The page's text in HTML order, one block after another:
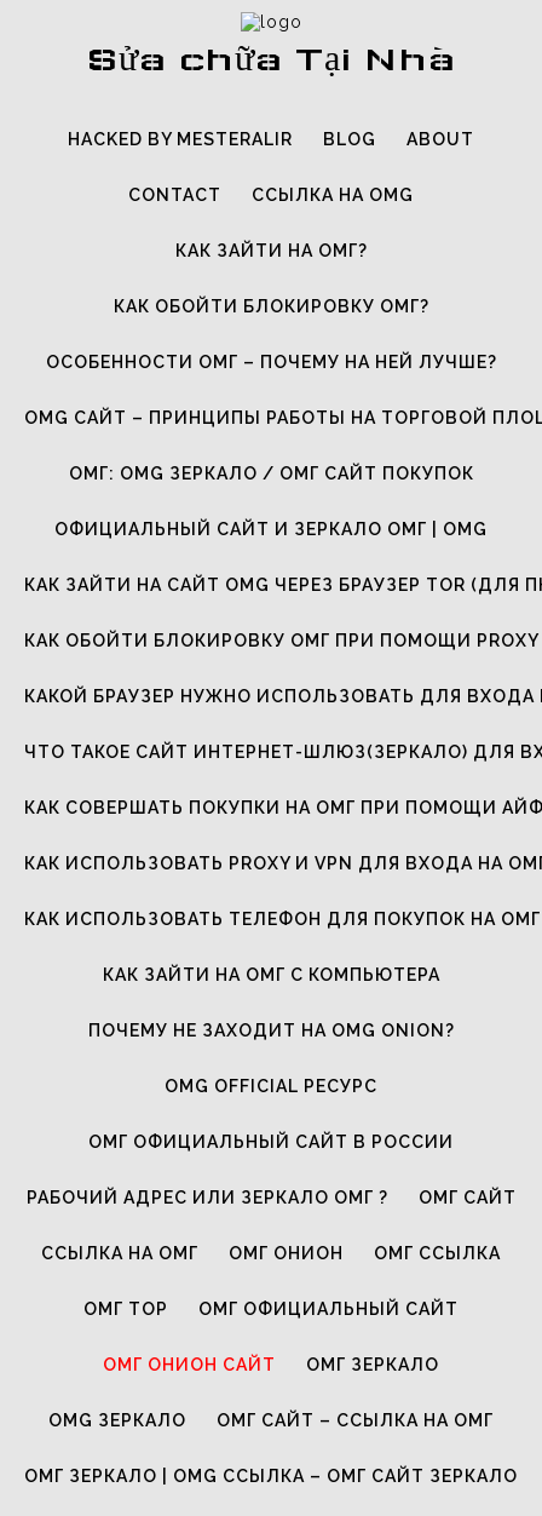
Sửa chữa Tại Nhà
HACKED BY MESTERALIR BLOG ABOUT
CONTACT ССЫЛКА НА OMG
КАК ЗАЙТИ НА ОМГ?
КАК ОБОЙТИ БЛОКИРОВКУ ОМГ?
ОСОБЕННОСТИ ОМГ – ПОЧЕМУ НА НЕЙ ЛУЧШЕ?
OMG САЙТ – ПРИНЦИПЫ РАБОТЫ НА ТОРГОВОЙ
ОМГ: OMG ЗЕРКАЛО / ОМГ САЙТ ПОКУПОК
ОФИЦИАЛЬНЫЙ САЙТ И ЗЕРКАЛО ОМГ | OMG
КАК ЗАЙТИ НА САЙТ OMG ЧЕРЕЗ БРАУЗЕР TOR (ДЛЯ
КАК ОБОЙТИ БЛОКИРОВКУ ОМГ ПРИ ПОМОЩИ PROXY
КАКОЙ БРАУЗЕР НУЖНО ИСПОЛЬЗОВАТЬ ДЛЯ ВХОДА
ЧТО ТАКОЕ САЙТ ИНТЕРНЕТ-ШЛЮЗ(ЗЕРКАЛО) ДЛЯ
КАК СОВЕРШАТЬ ПОКУПКИ НА ОМГ ПРИ ПОМОЩИ
КАК ИСПОЛЬЗОВАТЬ PROXY И VPN ДЛЯ ВХОДА НА
КАК ИСПОЛЬЗОВАТЬ ТЕЛЕФОН ДЛЯ ПОКУПОК НА ОМГ
КАК ЗАЙТИ НА ОМГ С КОМПЬЮТЕРА
ПОЧЕМУ НЕ ЗАХОДИТ НА OMG ONION?
OMG OFFICIAL РЕСУРС
ОМГ ОФИЦИАЛЬНЫЙ САЙТ В РОССИИ
РАБОЧИЙ АДРЕС ИЛИ ЗЕРКАЛО ОМГ ? ОМГ САЙТ
ССЫЛКА НА ОМГ ОМГ ОНИОН ОМГ ССЫЛКА
ОМГ ТОР ОМГ ОФИЦИАЛЬНЫЙ САЙТ
ОМГ ОНИОН САЙТ ОМГ ЗЕРКАЛО
OMG ЗЕРКАЛО ОМГ САЙТ – ССЫЛКА НА ОМГ
ОМГ ЗЕРКАЛО | OMG ССЫЛКА – ОМГ САЙТ ЗЕРКАЛО